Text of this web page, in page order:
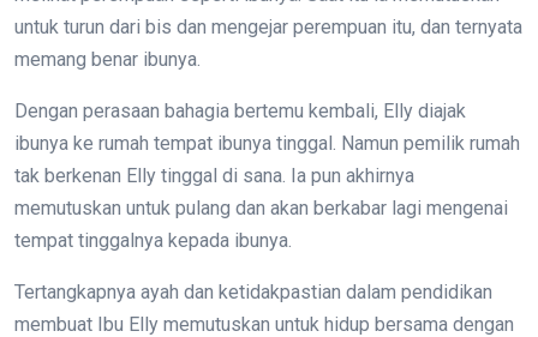
untuk turun dari bis dan mengejar perempuan itu, dan ternyata
memang benar ibunya.
Dengan perasaan bahagia bertemu kembali, Elly diajak
ibunya ke rumah tempat ibunya tinggal. Namun pemilik rumah
tak berkenan Elly tinggal di sana. Ia pun akhirnya
memutuskan untuk pulang dan akan berkabar lagi mengenai
tempat tinggalnya kepada ibunya.
Tertangkapnya ayah dan ketidakpastian dalam pendidikan
membuat Ibu Elly memutuskan untuk hidup bersama dengan